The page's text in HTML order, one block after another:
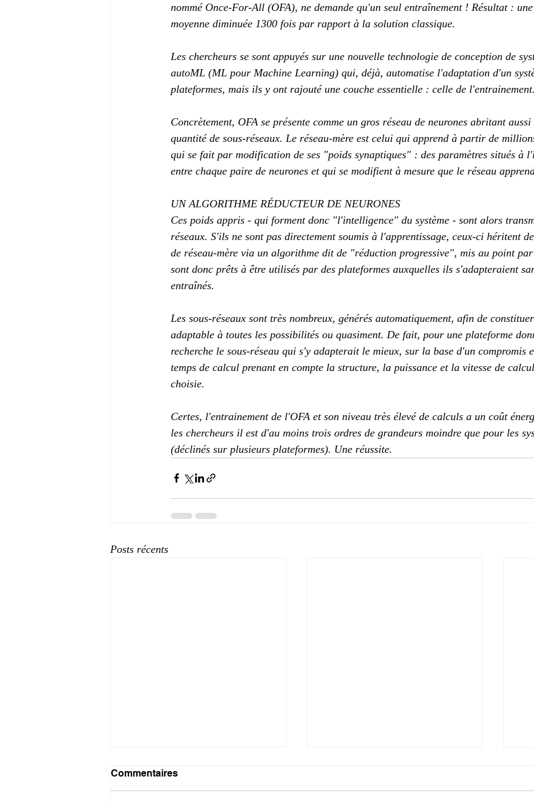
nommé Once-For-All (OFA), ne demande qu'un seul entraînement ! Résultat :
moyenne diminuée 1300 fois par rapport à la solution classique.
Les chercheurs se sont appuyés sur une nouvelle technologie de conception de
autoML (ML pour Machine Learning) qui, déjà, automatise l'adaptation d'un
plateformes, mais ils y ont rajouté une couche essentielle : celle de l'entrainement.
Concrètement, OFA se présente comme un gros réseau de neurones abritant
quantité de sous-réseaux. Le réseau-mère est celui qui apprend à partir de
qui se fait par modification de ses "poids synaptiques" : des paramètres situés à
entre chaque paire de neurones et qui se modifient à mesure que le réseau
UN ALGORITHME RÉDUCTEUR DE NEURONES
Ces poids appris - qui forment donc "l'intelligence" du système - sont alors
réseaux. S'ils ne sont pas directement soumis à l'apprentissage, ceux-ci héritent
de réseau-mère via un algorithme dit de "réduction progressive", mis au point
sont donc prêts à être utilisés par des plateformes auxquelles ils s'adapteraient
entraînés.
Les sous-réseaux sont très nombreux, générés automatiquement, afin de
adaptable à toutes les possibilités ou quasiment. De fait, pour une plateforme
recherche le sous-réseau qui s'y adapterait le mieux, sur la base d'un compromis
temps de calcul prenant en compte la structure, la puissance et la vitesse de
choisie.
Certes, l'entrainement de l'OFA et son niveau très élevé de calculs a un coût
les chercheurs il est d'au moins trois ordres de grandeurs moindre que pour les
(déclinés sur plusieurs plateformes). Une réussite.
Posts récents
Commentaires